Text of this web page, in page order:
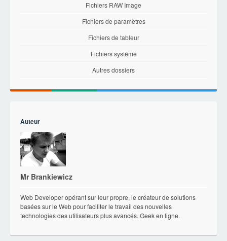
Fichiers RAW Image
Fichiers de paramètres
Fichiers de tableur
Fichiers système
Autres dossiers
Auteur
Mr Brankiewicz
Web Developer opérant sur leur propre, le créateur de solutions
basées sur le Web pour faciliter le travail des nouvelles
technologies des utilisateurs plus avancés. Geek en ligne.